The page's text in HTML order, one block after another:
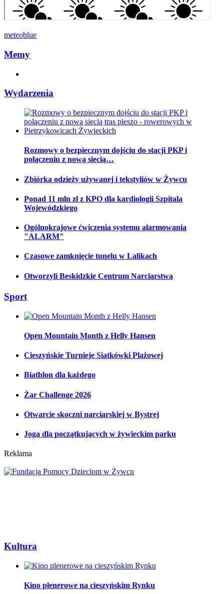
meteoblue
Memy
Wydarzenia
Rozmowy o bezpiecznym dojściu do stacji PKP i
połączeniu z nową siecią…
Zbiórka odzieży używanej i tekstyliów w Żywcu
Ponad 11 mln zł z KPO dla kardiologii Szpitala
Wojewódzkiego
Ogólnokrajowe ćwiczenia systemu alarmowania
"ALARM"
Czasowe zamknięcie tunelu w Lalikach
Otworzyli Beskidzkie Centrum Narciarstwa
Sport
Open Mountain Month z Helly Hansen
Cieszyńskie Turnieje Siatkówki Plażowej
Biathlon dla każdego
Żar Challenge 2026
Otwarcie skoczni narciarskiej w Bystrej
Joga dla początkujących w żywieckim parku
Reklama
Kultura
Kino plenerowe na cieszyńskim Rynku